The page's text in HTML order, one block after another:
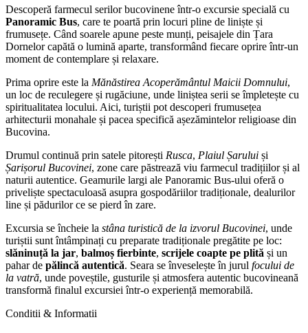
Descoperă farmecul serilor bucovinene într-o excursie specială cu
Panoramic Bus, care te poartă prin locuri pline de liniște și
frumusețe. Când soarele apune peste munți, peisajele din Țara
Dornelor capătă o lumină aparte, transformând fiecare oprire într-un
moment de contemplare și relaxare.
Prima oprire este la Mănăstirea Acoperământul Maicii Domnului,
un loc de reculegere și rugăciune, unde liniștea serii se împletește cu
spiritualitatea locului. Aici, turiștii pot descoperi frumusețea
arhitecturii monahale și pacea specifică așezămintelor religioase din
Bucovina.
Drumul continuă prin satele pitorești Rusca, Plaiul Șarului și
Șarișorul Bucovinei, zone care păstrează viu farmecul tradițiilor și al
naturii autentice. Geamurile largi ale Panoramic Bus-ului oferă o
priveliște spectaculoasă asupra gospodăriilor tradiționale, dealurilor
line și pădurilor ce se pierd în zare.
Excursia se încheie la stâna turistică de la izvorul Bucovinei, unde
turiștii sunt întâmpinați cu preparate tradiționale pregătite pe loc:
slăninuță la jar, balmoș fierbinte, scrijele coapte pe plită și un
pahar de pălincă autentică. Seara se înveselește în jurul focului de
la vatră, unde poveștile, gusturile și atmosfera autentic bucovineană
transformă finalul excursiei într-o experiență memorabilă.
Conditii & Informatii